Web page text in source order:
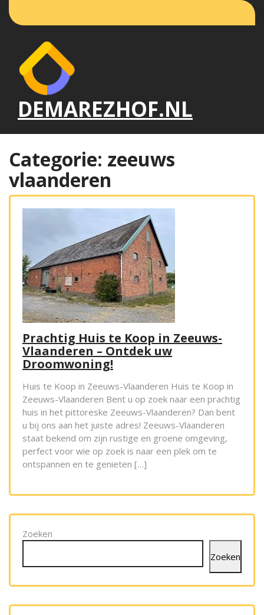
de
DEMAREZHOF.NL
Categorie: zeeuws
vlaanderen
Prachtig Huis te Koop in Zeeuws-
Vlaanderen – Ontdek uw
Droomwoning!
Huis te Koop in Zeeuws-Vlaanderen Huis te Koop in
Zeeuws-Vlaanderen Bent u op zoek naar een prachtig
huis in het pittoreske Zeeuws-Vlaanderen? Dan bent
u bij ons aan het juiste adres! Zeeuws-Vlaanderen
staat bekend om zijn rustige en groene omgeving,
perfect voor wie op zoek is naar een plek om te
ontspannen en te genieten […]
Zoeken
Zoeken